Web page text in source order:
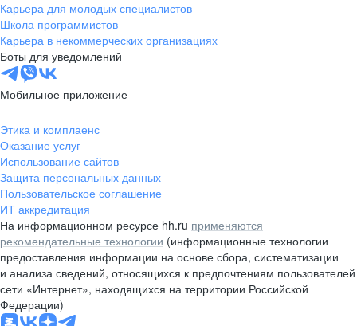
Карьера для молодых специалистов
Школа программистов
Карьера в некоммерческих организациях
Боты для уведомлений
Мобильное приложение
Этика и комплаенс
Оказание услуг
Использование сайтов
Защита персональных данных
Пользовательское соглашение
ИТ аккредитация
На информационном ресурсе hh.ru применяются
рекомендательные технологии (информационные технологии
предоставления информации на основе сбора, систематизации
и анализа сведений, относящихся к предпочтениям пользователей
сети «Интернет», находящихся на территории Российской
Федерации)